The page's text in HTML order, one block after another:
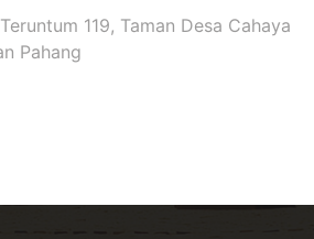
119, Taman Desa Cahaya
Pahang